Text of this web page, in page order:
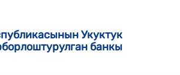
Укуктук
банкы